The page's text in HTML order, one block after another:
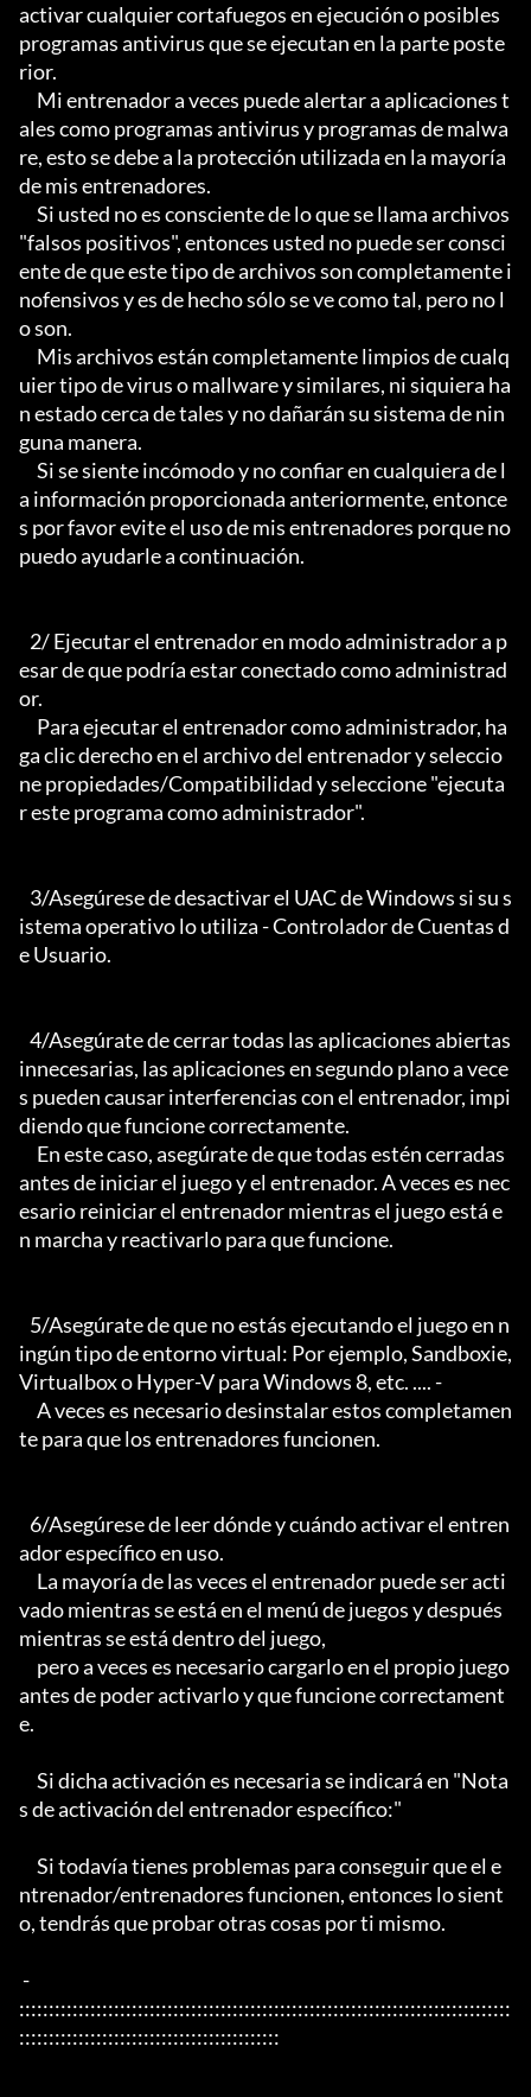
activar cualquier cortafuegos en ejecución o posibles
programas antivirus que se ejecutan en la parte poste
rior.
ales como programas antivirus y programas de malwa
re, esto se debe a la protección utilizada en la mayoría
de mis entrenadores.
"falsos positivos", entonces usted no puede ser consci
ente de que este tipo de archivos son completamente i
nofensivos y es de hecho sólo se ve como tal, pero no l
o son.
uier tipo de virus o mallware y similares, ni siquiera ha
n estado cerca de tales y no dañarán su sistema de nin
guna manera.
a información proporcionada anteriormente, entonce
s por favor evite el uso de mis entrenadores porque no
puedo ayudarle a continuación.
esar de que podría estar conectado como administrad
or.
ga clic derecho en el archivo del entrenador y seleccio
ne propiedades/Compatibilidad y seleccione "ejecuta
r este programa como administrador".
istema operativo lo utiliza - Controlador de Cuentas d
e Usuario.
innecesarias, las aplicaciones en segundo plano a vece
s pueden causar interferencias con el entrenador, impi
diendo que funcione correctamente.
antes de iniciar el juego y el entrenador. A veces es nec
esario reiniciar el entrenador mientras el juego está e
n marcha y reactivarlo para que funcione.
ingún tipo de entorno virtual: Por ejemplo, Sandboxie,
Virtualbox o Hyper-V para Windows 8, etc. .... -
te para que los entrenadores funcionen.
ador específico en uso.
vado mientras se está en el menú de juegos y después
mientras se está dentro del juego,
antes de poder activarlo y que funcione correctament
e.
s de activación del entrenador específico:"
ntrenador/entrenadores funcionen, entonces lo sient
o, tendrás que probar otras cosas por ti mismo.
:::::::::::::::::::::::::::::::::::::::::::::::::::::::::::::::::::::::::::::::::::
::::::::::::::::::::::::::::::::::::::::::::